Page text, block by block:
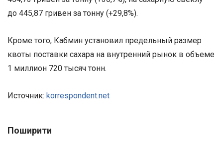
до 445,87 гривен за тонну (+29,8%).
Кроме того, Кабмин установил предельный размер
квоты поставки сахара на внутренний рынок в объеме
1 миллион 720 тысяч тонн.
Источник: korrespondent.net
Поширити